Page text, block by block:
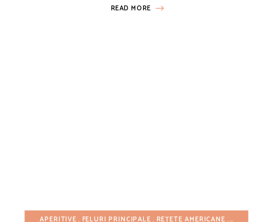
READ MORE
APERITIVE FELURI PRINCIPALE REȚETE AMERICANE REȚETE